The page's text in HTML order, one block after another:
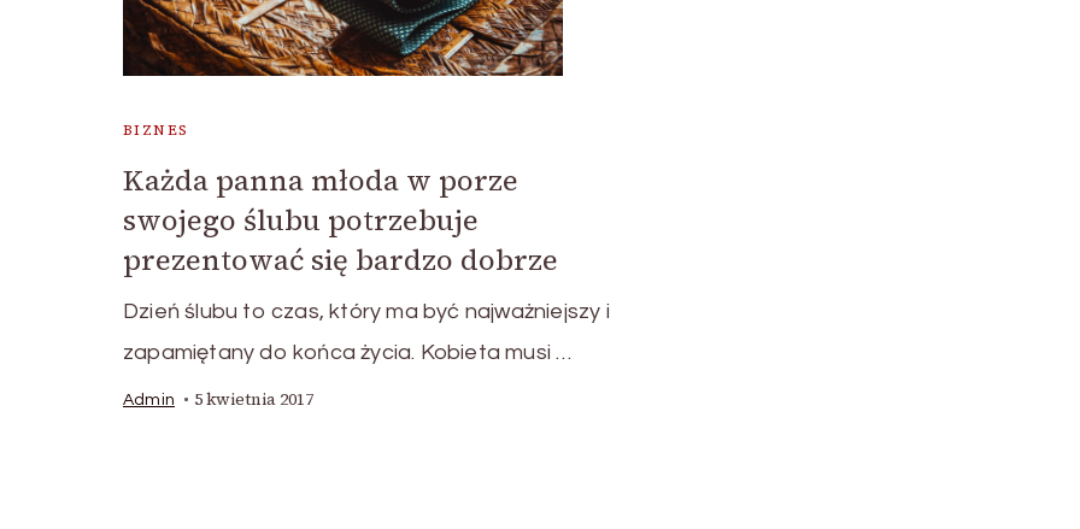
BIZNES
Każda panna młoda w porze
swojego ślubu potrzebuje
prezentować się bardzo dobrze
Dzień ślubu to czas, który ma być najważniejszy i
zapamiętany do końca życia. Kobieta musi …
Admin 5 kwietnia 2017